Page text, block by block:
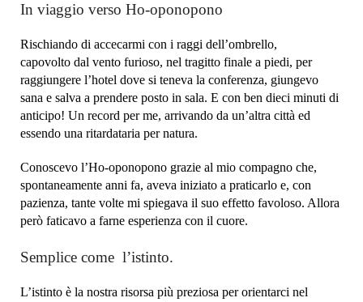
In viaggio verso Ho-oponopono
Rischiando di accecarmi con i raggi dell’ombrello,
capovolto dal vento furioso, nel tragitto finale a piedi, per
raggiungere l’hotel dove si teneva la conferenza, giungevo
sana e salva a prendere posto in sala. E con ben dieci minuti di
anticipo! Un record per me, arrivando da un’altra città ed
essendo una ritardataria per natura.
Conoscevo l’Ho-oponopono grazie al mio compagno che,
spontaneamente anni fa, aveva iniziato a praticarlo e, con
pazienza, tante volte mi spiegava il suo effetto favoloso. Allora
però faticavo a farne esperienza con il cuore.
Semplice come l’istinto.
L’istinto è la nostra risorsa più preziosa per orientarci nel